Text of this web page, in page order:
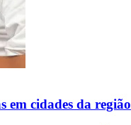
em cidades da região